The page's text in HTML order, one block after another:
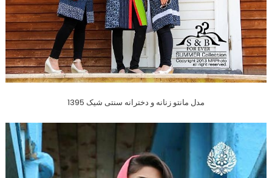
مدل مانتو زنانه و دخترانه سنتی شیک 1395